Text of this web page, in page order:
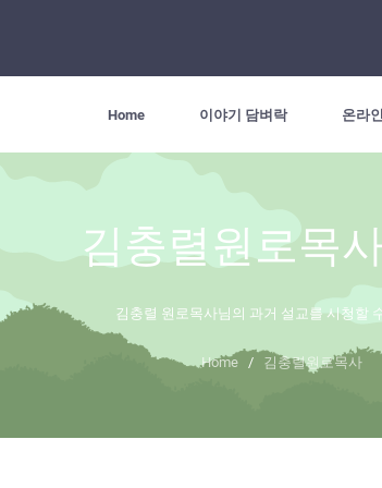
Home 이야기 담벼락 온라
김충렬원로목
김충렬 원로목사님의 과거 설교를 시청할
Home / 김충렬원로목사